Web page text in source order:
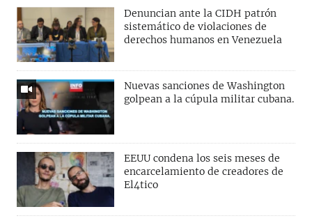
Denuncian ante la CIDH patrón
sistemático de violaciones de
derechos humanos en Venezuela
Nuevas sanciones de Washington
golpean a la cúpula militar cubana.
EEUU condena los seis meses de
encarcelamiento de creadores de
El4tico